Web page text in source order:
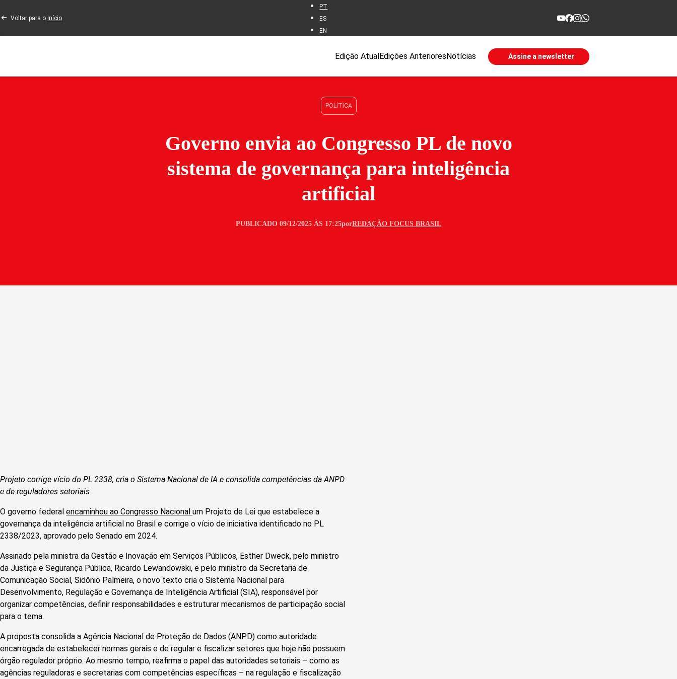
Voltar para o Início
PT
ES
EN
Edição AtualEdições AnterioresNotícias Assine a newsletter
POLÍTICA
Governo envia ao Congresso PL de novo
sistema de governança para inteligência
artificial
PUBLICADO 09/12/2025 ÀS 17:25porREDAÇÃO FOCUS BRASIL
Projeto corrige vício do PL 2338, cria o Sistema Nacional de IA e consolida competências da ANPD
e de reguladores setoriais
O governo federal encaminhou ao Congresso Nacional um Projeto de Lei que estabelece a
governança da inteligência artificial no Brasil e corrige o vício de iniciativa identificado no PL
2338/2023, aprovado pelo Senado em 2024.
Assinado pela ministra da Gestão e Inovação em Serviços Públicos, Esther Dweck, pelo ministro
da Justiça e Segurança Pública, Ricardo Lewandowski, e pelo ministro da Secretaria de
Comunicação Social, Sidônio Palmeira, o novo texto cria o Sistema Nacional para
Desenvolvimento, Regulação e Governança de Inteligência Artificial (SIA), responsável por
organizar competências, definir responsabilidades e estruturar mecanismos de participação social
para o tema.
A proposta consolida a Agência Nacional de Proteção de Dados (ANPD) como autoridade
encarregada de estabelecer normas gerais e de regular e fiscalizar setores que hoje não possuem
órgão regulador próprio. Ao mesmo tempo, reafirma o papel das autoridades setoriais – como as
agências reguladoras e secretarias com competências específicas – na regulação e fiscalização